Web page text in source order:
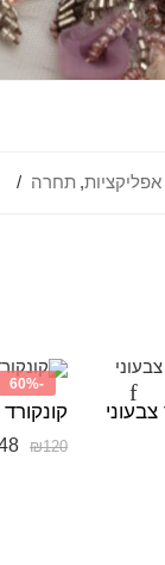
אפליקציות, תחרה
-60%
₪120